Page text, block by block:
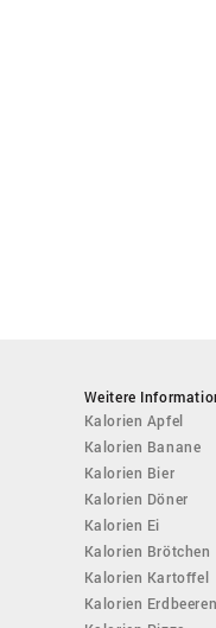
Weitere
Kalorien Apfel
Kalorien Banane
Kalorien Bier
Kalorien Döner
Kalorien Ei
Kalorien Brötchen
Kalorien Kartoffel
Kalorien Erdbeeren